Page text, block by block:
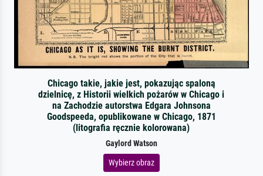
Chicago takie, jakie jest, pokazując spaloną
dzielnicę, z Historii wielkich pożarów w Chicago i
na Zachodzie autorstwa Edgara Johnsona
Goodspeeda, opublikowane w Chicago, 1871
(litografia ręcznie kolorowana)
Gaylord Watson
Wybierz obraz